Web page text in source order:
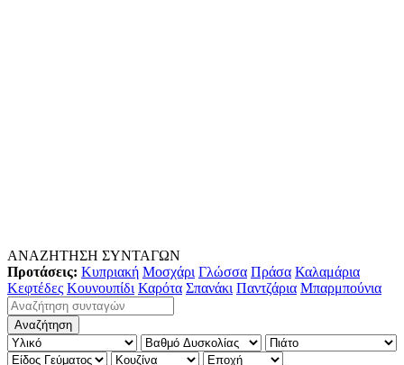
ΑΝΑΖΗΤΗΣΗ ΣΥΝΤΑΓΩΝ
Προτάσεις: Κυπριακή Μοσχάρι Γλώσσα Πράσα Καλαμάρια
Κεφτέδες Κουνουπίδι Καρότα Σπανάκι Παντζάρια Μπαρμπούνια